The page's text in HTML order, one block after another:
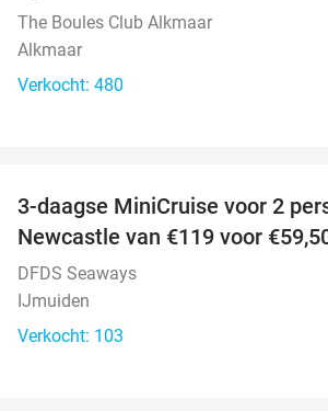
The Boules Club Alkmaar
Alkmaar
Verkocht: 480
3-daagse MiniCruise voor 2
Newcastle van €119 voor
DFDS Seaways
IJmuiden
Verkocht: 103